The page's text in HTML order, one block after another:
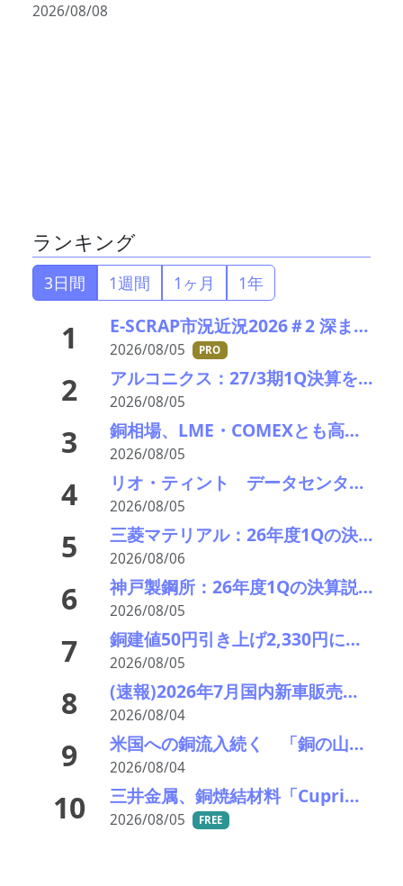
2026/08/08
ランキング
3日間 1週間 1ヶ月 1年
1 E-SCRAP市況近況2026＃2 深まりゆくそれぞれの秋景色!?――ＪＸ金属、三菱マテリアルのいま
2026/08/05 PRO
2 アルコニクス：27/3期1Q決算を発表。業績見通し、配当を修正
2026/08/05
3 銅相場、LME・COMEXとも高値更新 米国向け流入と中国の供給逼迫が相場押し上げ
2026/08/05
4 リオ・ティント データセンターブームにおける自社の優位性を強調 銅やアルミニウム事業の伸び背景に
2026/08/05
5 三菱マテリアル：26年度1Qの決算説明会を開催。業績見通しを大幅上方修正
2026/08/06
6 神戸製鋼所：26年度1Qの決算説明会を開催。売上高のみ上方修正だが・・・
2026/08/05
7 銅建値50円引き上げ2,330円に 中東緊張緩和期待でLME続伸、円高も一服
2026/08/05
8 (速報)2026年7月国内新車販売 41万7千台 前年同月比7%増加 4か月連続プラス
2026/08/04
9 米国への銅流入続く 「銅の山」はCOMEXだけでは見えない
2026/08/04
10 三井金属、銅焼結材料「Cuprima」が初の量産採用決定
2026/08/05 FREE